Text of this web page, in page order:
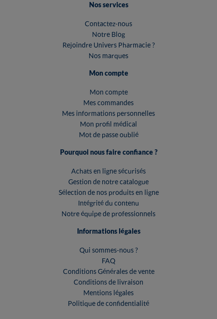
Nos services
Contactez-nous
Notre Blog
Rejoindre Univers Pharmacie ?
Nos marques
Mon compte
Mon compte
Mes commandes
Mes informations personnelles
Mon profil médical
Mot de passe oublié
Pourquoi nous faire confiance ?
Achats en ligne sécurisés
Gestion de notre catalogue
Sélection de nos produits en ligne
Intégrité du contenu
Notre équipe de professionnels
Informations légales
Qui sommes-nous ?
FAQ
Conditions Générales de vente
Conditions de livraison
Mentions légales
Politique de confidentialité